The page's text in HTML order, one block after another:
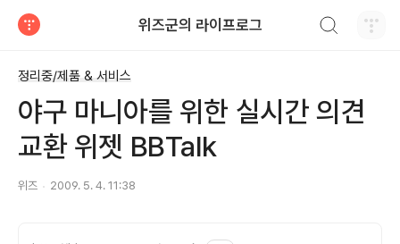
위즈군의 라이프로그
정리중/제품 & 서비스
야구 마니아를 위한 실시간 의견
교환 위젯 BBTalk
위즈 2009. 5. 4. 11:38